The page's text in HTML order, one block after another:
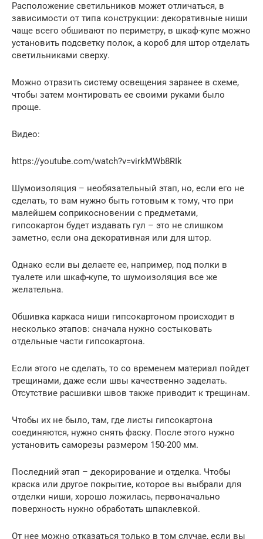
Расположение светильников может отличаться, в
зависимости от типа конструкции: декоративные ниши
чаще всего обшивают по периметру, в шкаф-купе можно
установить подсветку полок, а короб для штор отделать
светильниками сверху.
Можно отразить систему освещения заранее в схеме,
чтобы затем монтировать ее своими руками было
проще.
Видео:
https://youtube.com/watch?v=virkMWb8RIk
Шумоизоляция – необязательный этап, но, если его не
сделать, то вам нужно быть готовым к тому, что при
малейшем соприкосновении с предметами,
гипсокартон будет издавать гул – это не слишком
заметно, если она декоративная или для штор.
Однако если вы делаете ее, например, под полки в
туалете или шкаф-купе, то шумоизоляция все же
желательна.
Обшивка каркаса ниши гипсокартоном происходит в
несколько этапов: сначала нужно состыковать
отдельные части гипсокартона.
Если этого не сделать, то со временем материал пойдет
трещинами, даже если швы качественно заделать.
Отсутствие расшивки швов также приводит к трещинам.
Чтобы их не было, там, где листы гипсокартона
соединяются, нужно снять фаску. После этого нужно
установить саморезы размером 150-200 мм.
Последний этап – декорирование и отделка. Чтобы
краска или другое покрытие, которое вы выбрали для
отделки ниши, хорошо ложилась, первоначально
поверхность нужно обработать шпаклевкой.
От нее можно отказаться только в том случае, если вы